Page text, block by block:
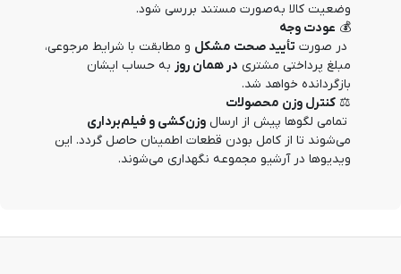
وضعیت کالا به‌صورت مستند بررسی شود.
💰 عودت وجه
تأیید صحت مشکل
مبلغ پرداختی مشتری در همان روز
بازگردانده خواهد شد.
⚖️ کنترل وزن محصولات
وزن‌کشی و فیلم‌برداری
ویدیوها در آرشیو مجموعه نگهداری می‌شوند.